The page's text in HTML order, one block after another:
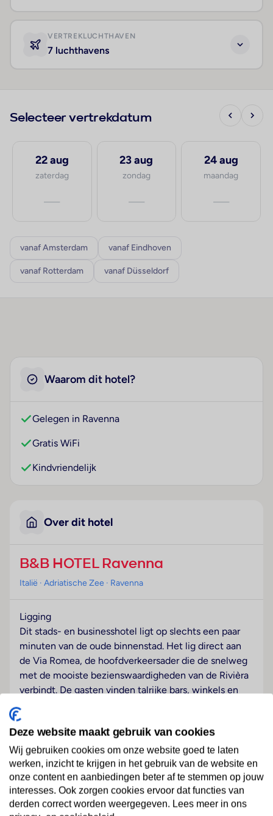
VERTREKLUCHTHAVEN
7 luchthavens
Selecteer vertrekdatum
22 aug
zaterdag
—
23 aug
zondag
—
24 aug
maandag
—
vanaf Amsterdam vanaf Eindhoven
vanaf Rotterdam vanaf Düsseldorf
Waarom dit hotel?
Gelegen in Ravenna
Gratis WiFi
Kindvriendelijk
Over dit hotel
B&B HOTEL Ravenna
Italië · Adriatische Zee · Ravenna
Ligging
Dit stads- en businesshotel ligt op slechts een paar
minuten van de oude binnenstad. Het lig direct aan
de Via Romea, de hoofdverkeersader die de snelweg
met de mooiste bezienswaardigheden van de Rivièra
verbindt. De gasten vinden talrijke bars, winkels en
haltes van het openbaar vervoer op minder dan een
paar minuten lopen van het conferentiehotel. Het
nachtleven van Ravenna en het busstation zijn met
het openbaar vervoer in ongeveer 10 minuten te
bereiken.
Hotelfaciliteiten
Het hotel beschikt over 58 tweepersoonskamers en
Lees meer
Deze website maakt gebruik van cookies
Wij gebruiken cookies om onze website goed te laten
werken, inzicht te krijgen in het gebruik van de website en
onze content en aanbiedingen beter af te stemmen op jouw
interesses. Ook zorgen cookies ervoor dat functies van
derden correct worden weergegeven. Lees meer in ons